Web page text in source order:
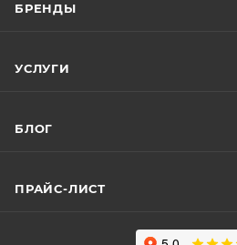
БРЕНДЫ
УСЛУГИ
БЛОГ
ПРАЙС-ЛИСТ